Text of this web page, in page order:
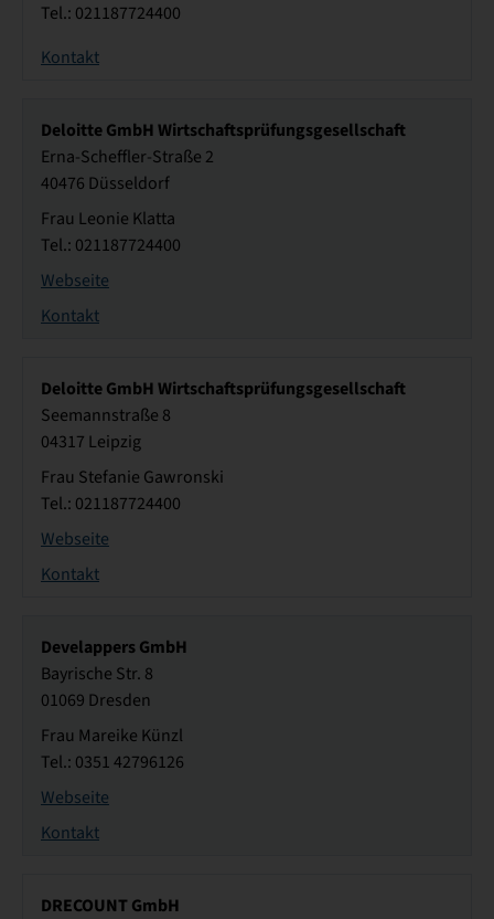
Tel.: 021187724400
Kontakt
Deloitte GmbH Wirtschaftsprüfungsgesellschaft
Erna-Scheffler-Straße 2
40476 Düsseldorf
Frau Leonie Klatta
Tel.: 021187724400
Webseite
Kontakt
Deloitte GmbH Wirtschaftsprüfungsgesellschaft
Seemannstraße 8
04317 Leipzig
Frau Stefanie Gawronski
Tel.: 021187724400
Webseite
Kontakt
Develappers GmbH
Bayrische Str. 8
01069 Dresden
Frau Mareike Künzl
Tel.: 0351 42796126
Webseite
Kontakt
DRECOUNT GmbH